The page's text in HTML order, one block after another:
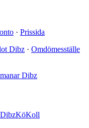
· Prissida
Dibz · Omdömesställe
Dibz
KöKoll